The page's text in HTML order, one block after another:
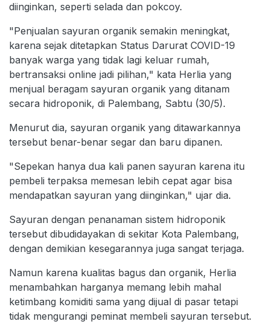
diinginkan, seperti selada dan pokcoy.
"Penjualan sayuran organik semakin meningkat,
karena sejak ditetapkan Status Darurat COVID-19
banyak warga yang tidak lagi keluar rumah,
bertransaksi online jadi pilihan," kata Herlia yang
menjual beragam sayuran organik yang ditanam
secara hidroponik, di Palembang, Sabtu (30/5).
Menurut dia, sayuran organik yang ditawarkannya
tersebut benar-benar segar dan baru dipanen.
"Sepekan hanya dua kali panen sayuran karena itu
pembeli terpaksa memesan lebih cepat agar bisa
mendapatkan sayuran yang diinginkan," ujar dia.
Sayuran dengan penanaman sistem hidroponik
tersebut dibudidayakan di sekitar Kota Palembang,
dengan demikian kesegarannya juga sangat terjaga.
Namun karena kualitas bagus dan organik, Herlia
menambahkan harganya memang lebih mahal
ketimbang komiditi sama yang dijual di pasar tetapi
tidak mengurangi peminat membeli sayuran tersebut.